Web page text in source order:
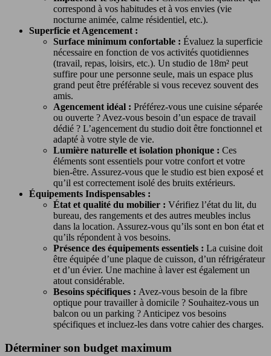
correspond à vos habitudes et à vos envies (vie
nocturne animée, calme résidentiel, etc.).
Superficie et Agencement :
Surface minimum confortable : Évaluez la superficie
nécessaire en fonction de vos activités quotidiennes
(travail, repas, loisirs, etc.). Un studio de 18m² peut
suffire pour une personne seule, mais un espace plus
grand peut être préférable si vous recevez souvent des
amis.
Agencement idéal : Préférez-vous une cuisine séparée
ou ouverte ? Avez-vous besoin d’un espace de travail
dédié ? L’agencement du studio doit être fonctionnel et
adapté à votre style de vie.
Lumière naturelle et isolation phonique : Ces
éléments sont essentiels pour votre confort et votre
bien-être. Assurez-vous que le studio est bien exposé et
qu’il est correctement isolé des bruits extérieurs.
Équipements Indispensables :
État et qualité du mobilier : Vérifiez l’état du lit, du
bureau, des rangements et des autres meubles inclus
dans la location. Assurez-vous qu’ils sont en bon état et
qu’ils répondent à vos besoins.
Présence des équipements essentiels : La cuisine doit
être équipée d’une plaque de cuisson, d’un réfrigérateur
et d’un évier. Une machine à laver est également un
atout considérable.
Besoins spécifiques : Avez-vous besoin de la fibre
optique pour travailler à domicile ? Souhaitez-vous un
balcon ou un parking ? Anticipez vos besoins
spécifiques et incluez-les dans votre cahier des charges.
Déterminer son budget maximum